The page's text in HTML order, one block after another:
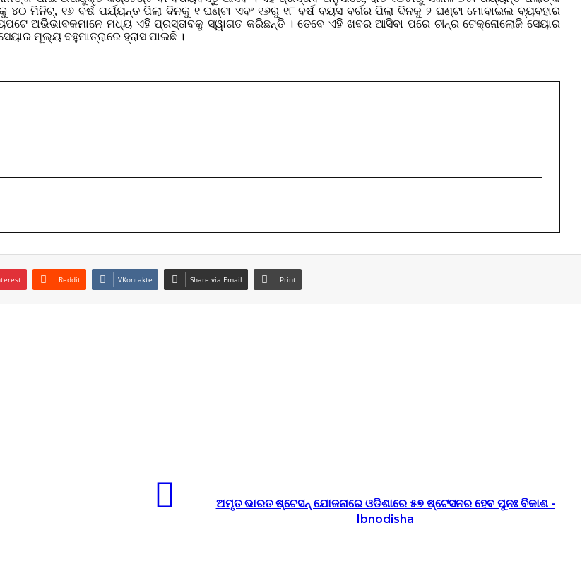
ମିନିଟ୍‌, ୧୬ ବର୍ଷ ପର୍ଯ୍ୟନ୍ତ ପିଲା ଦିନକୁ ୧ ଘଣ୍ଟା ଏବଂ ୧୬ରୁ ୧୮ ବର୍ଷ ବୟସ ବର୍ଗର ପିଲା ଦିନକୁ ୨ ଘଣ୍ଟା ମୋବାଇଲ ବ୍ୟବହାର
ଅଭିଭାବକମାନେ ମଧ୍ୟ ଏହି ପ୍ରସ୍ତାବକୁ ସ୍ୱାଗତ କରିଛନ୍ତି । ତେବେ ଏହି ଖବର ଆସିବା ପରେ ଚୀନ୍ର ଟେକ୍ନୋଲୋଜି ସେୟାର
ମୂଲ୍ୟ ବହୁମାତ୍ରାରେ ହ୍ରାସ ପାଇଛି ।
Reddit VKontakte Share via Email Print
ଅମୃତ ଭାରତ ଷ୍ଟେସନ୍ ଯୋଜନାରେ ଓଡିଶାରେ ୫୭ ଷ୍ଟେସନର ହେବ ପୁନଃ ବିକାଶ -
Ibnodisha